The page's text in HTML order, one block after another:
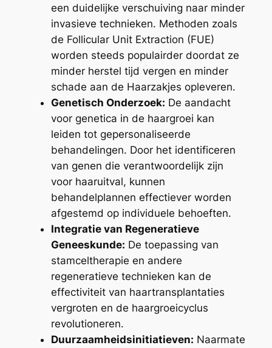
een duidelijke verschuiving naar minder
invasieve technieken. Methoden zoals
de Follicular Unit Extraction (FUE)
worden steeds populairder doordat ze
minder herstel tijd vergen en minder
schade aan de Haarzakjes opleveren.
Genetisch Onderzoek: De aandacht
voor genetica in de haargroei kan
leiden tot gepersonaliseerde
behandelingen. Door het identificeren
van genen die verantwoordelijk zijn
voor haaruitval, kunnen
behandelplannen effectiever worden
afgestemd op individuele behoeften.
Integratie van Regeneratieve
Geneeskunde: De toepassing van
stamceltherapie en andere
regeneratieve technieken kan de
effectiviteit van haartransplantaties
vergroten en de haargroeicyclus
revolutioneren.
Duurzaamheidsinitiatieven: Naarmate